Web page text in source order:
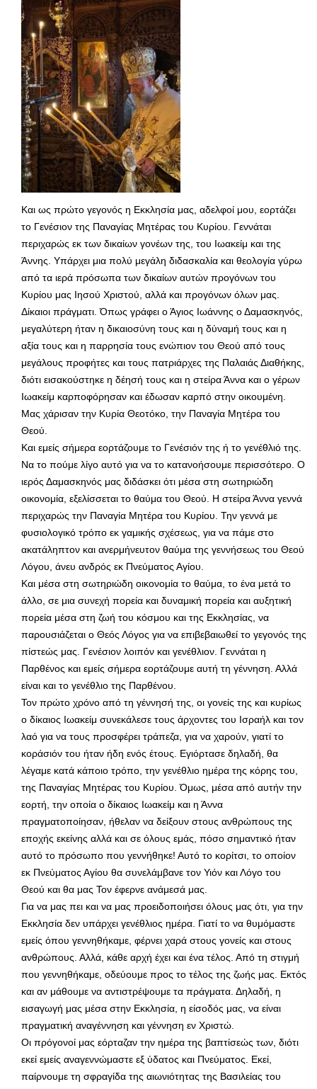
Και ως πρώτο γεγονός η Εκκλησία μας, αδελφοί μου, εορτάζει
το Γενέσιον της Παναγίας Μητέρας του Κυρίου. Γεννάται
περιχαρώς εκ των δικαίων γονέων της, του Ιωακείμ και της
Άννης. Υπάρχει μια πολύ μεγάλη διδασκαλία και θεολογία γύρω
από τα ιερά πρόσωπα των δικαίων αυτών προγόνων του
Κυρίου μας Ιησού Χριστού, αλλά και προγόνων όλων μας.
Δίκαιοι πράγματι. Όπως γράφει ο Άγιος Ιωάννης ο Δαμασκηνός,
μεγαλύτερη ήταν η δικαιοσύνη τους και η δύναμή τους και η
αξία τους και η παρρησία τους ενώπιον του Θεού από τους
μεγάλους προφήτες και τους πατριάρχες της Παλαιάς Διαθήκης,
διότι εισακούστηκε η δέησή τους και η στείρα Άννα και ο γέρων
Ιωακείμ καρποφόρησαν και έδωσαν καρπό στην οικουμένη.
Μας χάρισαν την Κυρία Θεοτόκο, την Παναγία Μητέρα του
Θεού.
Και εμείς σήμερα εορτάζουμε το Γενέσιόν της ή το γενέθλιό της.
Να το πούμε λίγο αυτό για να το κατανοήσουμε περισσότερο. Ο
ιερός Δαμασκηνός μας διδάσκει ότι μέσα στη σωτηριώδη
οικονομία, εξελίσσεται το θαύμα του Θεού. Η στείρα Άννα γεννά
περιχαρώς την Παναγία Μητέρα του Κυρίου. Την γεννά με
φυσιολογικό τρόπο εκ γαμικής σχέσεως, για να πάμε στο
ακατάληπτον και ανερμήνευτον θαύμα της γεννήσεως του Θεού
Λόγου, άνευ ανδρός εκ Πνεύματος Αγίου.
Και μέσα στη σωτηριώδη οικονομία το θαύμα, το ένα μετά το
άλλο, σε μια συνεχή πορεία και δυναμική πορεία και αυξητική
πορεία μέσα στη ζωή του κόσμου και της Εκκλησίας, να
παρουσιάζεται ο Θεός Λόγος για να επιβεβαιωθεί το γεγονός της
πίστεώς μας. Γενέσιον λοιπόν και γενέθλιον. Γεννάται η
Παρθένος και εμείς σήμερα εορτάζουμε αυτή τη γέννηση. Αλλά
είναι και το γενέθλιο της Παρθένου.
Τον πρώτο χρόνο από τη γέννησή της, οι γονείς της και κυρίως
ο δίκαιος Ιωακείμ συνεκάλεσε τους άρχοντες του Ισραήλ και τον
λαό για να τους προσφέρει τράπεζα, για να χαρούν, γιατί το
κοράσιόν του ήταν ήδη ενός έτους. Εγιόρτασε δηλαδή, θα
λέγαμε κατά κάποιο τρόπο, την γενέθλιο ημέρα της κόρης του,
της Παναγίας Μητέρας του Κυρίου. Όμως, μέσα από αυτήν την
εορτή, την οποία ο δίκαιος Ιωακείμ και η Άννα
πραγματοποίησαν, ήθελαν να δείξουν στους ανθρώπους της
εποχής εκείνης αλλά και σε όλους εμάς, πόσο σημαντικό ήταν
αυτό το πρόσωπο που γεννήθηκε! Αυτό το κορίτσι, το οποίον
εκ Πνεύματος Αγίου θα συνελάμβανε τον Υιόν και Λόγο του
Θεού και θα μας Τον έφερνε ανάμεσά μας.
Για να μας πει και να μας προειδοποιήσει όλους μας ότι, για την
Εκκλησία δεν υπάρχει γενέθλιος ημέρα. Γιατί το να θυμόμαστε
εμείς όπου γεννηθήκαμε, φέρνει χαρά στους γονείς και στους
ανθρώπους. Αλλά, κάθε αρχή έχει και ένα τέλος. Από τη στιγμή
που γεννηθήκαμε, οδεύουμε προς το τέλος της ζωής μας. Εκτός
και αν μάθουμε να αντιστρέψουμε τα πράγματα. Δηλαδή, η
εισαγωγή μας μέσα στην Εκκλησία, η είσοδός μας, να είναι
πραγματική αναγέννηση και γέννηση εν Χριστώ.
Οι πρόγονοί μας εόρταζαν την ημέρα της βαπτίσεώς των, διότι
εκεί εμείς αναγεννώμαστε εξ ύδατος και Πνεύματος. Εκεί,
παίρνουμε τη σφραγίδα της αιωνιότητας της Βασιλείας του